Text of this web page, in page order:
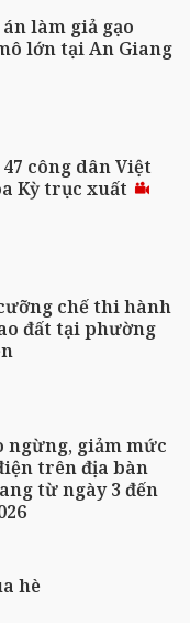
làm giả gạo
lớn tại An Giang
công dân Việt
Kỳ trục xuất
chế thi hành
đất tại phường
ngừng, giảm mức
trên địa bàn
từ ngày 3 đến
hè